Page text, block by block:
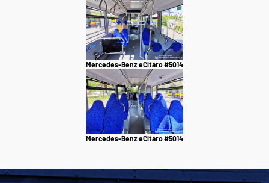
Mercedes-Benz eCitaro #5014
Mercedes-Benz eCitaro #5014